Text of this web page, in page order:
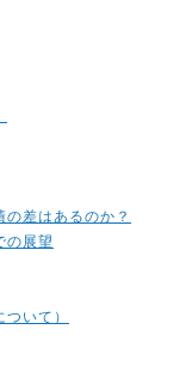
の差はあるのか？
の展望
いて）